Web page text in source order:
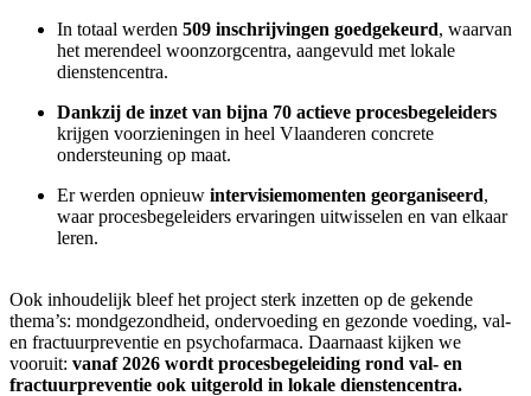
In totaal werden 509 inschrijvingen goedgekeurd, waarvan
het merendeel woonzorgcentra, aangevuld met lokale
dienstencentra.
Dankzij de inzet van bijna 70 actieve procesbegeleiders
krijgen voorzieningen in heel Vlaanderen concrete
ondersteuning op maat.
Er werden opnieuw intervisiemomenten georganiseerd,
waar procesbegeleiders ervaringen uitwisselen en van elkaar
leren.
Ook inhoudelijk bleef het project sterk inzetten op de gekende
thema’s: mondgezondheid, ondervoeding en gezonde voeding, val-
en fractuurpreventie en psychofarmaca. Daarnaast kijken we
vooruit: vanaf 2026 wordt procesbegeleiding rond val- en
fractuurpreventie ook uitgerold in lokale dienstencentra.